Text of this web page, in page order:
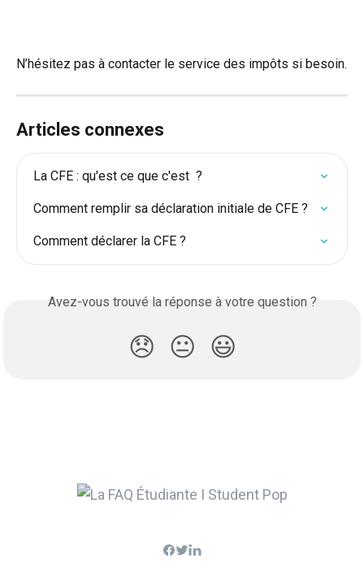
N’hésitez pas à contacter le service des impôts si besoin.
Articles connexes
La CFE : qu'est ce que c'est  ?
Comment remplir sa déclaration initiale de CFE ?
Comment déclarer la CFE ?
Avez-vous trouvé la réponse à votre question ?
😞 😐 😃